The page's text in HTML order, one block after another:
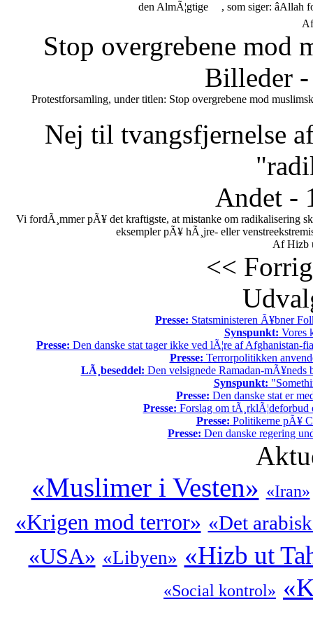
den AlmÃ¦gtige
, som siger:
Stop overgrebene mod
Billeder -
Protestforsamling, under titlen: Stop overgrebene mod
Nej til tvangsfjernelse
Andet -
Vi fordÃ¸mmer pÃ¥ det kraftigste, at mistanke om radikalisering
eksempler pÃ¥ hÃ¸jre- eller
Af Hizb
<<
Presse: Statsministeren Ã¥bner
Synspunkt: Vores
Presse: Den danske stat tager ikke ved lÃ¦re af Afghanistan-
Presse: Terrorpolitikken
LÃ¸beseddel: Den velsignede Ramadan-mÃ¥neds
Synspunkt:
Presse: Den danske stat er
Presse: Forslag om tÃ¸rklÃ¦deforbud
Presse: Politikerne pÃ¥
Presse: Den danske regering
«Muslimer i Vesten» «Iran»
«Krigen mod terror» «Det
«USA» «Libyen» «Hizb ut
«Social kontrol»